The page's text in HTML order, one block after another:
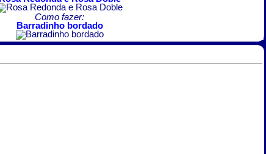
Como fazer:
Barradinho bordado